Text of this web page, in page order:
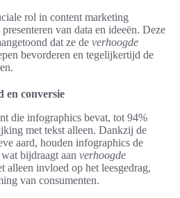
rol in content marketing
van data en ideeën. Deze
dat ze de verhoogde
bevorderen en tegelijkertijd de
en conversie
die infographics bevat, tot 94%
met tekst alleen. Dankzij de
aard, houden infographics de
bijdraagt aan verhoogde
alleen invloed op het leesgedrag,
van consumenten.